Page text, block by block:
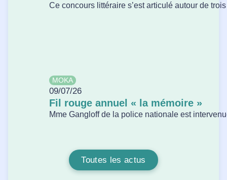
Ce concours littéraire s’est articulé autour de
MOKA
09/07/26
Fil rouge annuel « la mémoire »
Mme Gangloff de la police nationale est
Toutes les actus